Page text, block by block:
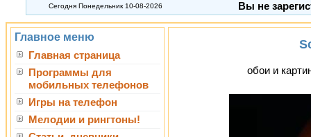
Сегодня Понедельник 10-08-2026 Вы не
Главное меню
Главная страница
Программы для
мобильных телефонов
Игры на телефон
Мелодии и рингтоны!
обои и